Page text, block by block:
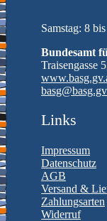
Samstag: 8
Bundesamt
Traisengasse
Links
Impressum
Datenschutz
AGB
Versand &
Zahlungsarten
Widerruf